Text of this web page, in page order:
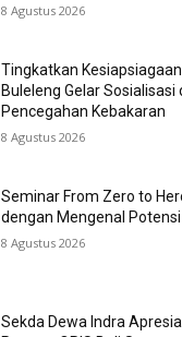
8 Agustus 2026
Tingkatkan Kesiapsiagaan
Buleleng Gelar Sosialisasi
Pencegahan Kebakaran
8 Agustus 2026
Seminar From Zero to
dengan Mengenal Potensi
8 Agustus 2026
Sekda Dewa Indra